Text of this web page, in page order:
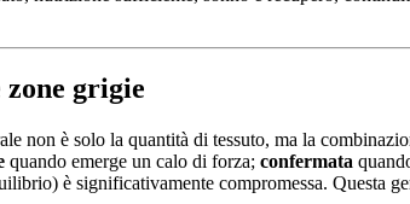
grigie
non è solo la quantità di tessuto, ma la
quando emerge un calo di forza; confermata
è significativamente compromessa. Questa